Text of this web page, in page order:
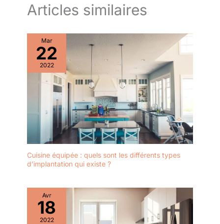
Articles similaires
Mar
22
2022
Cuisine équipée : quels sont les différents types
d’implantation qui existe ?
Avr
18
2022